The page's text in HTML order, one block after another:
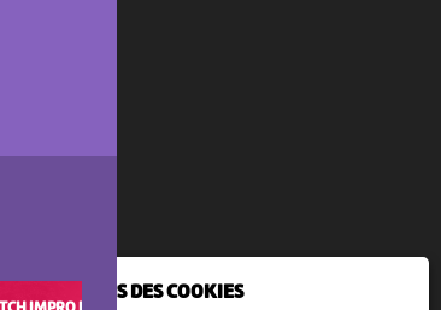
UTILISONS DES COOKIES